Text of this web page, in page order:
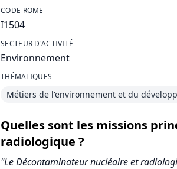
CODE ROME
I1504
SECTEUR D'ACTIVITÉ
Environnement
THÉMATIQUES
Métiers de l'environnement et du
Quelles sont les missions
radiologique ?
"Le Décontaminateur nucléaire et